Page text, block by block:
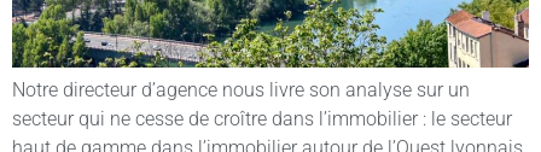
Notre directeur d’agence nous livre son analyse sur un
secteur qui ne cesse de croître dans l’immobilier : le secteur